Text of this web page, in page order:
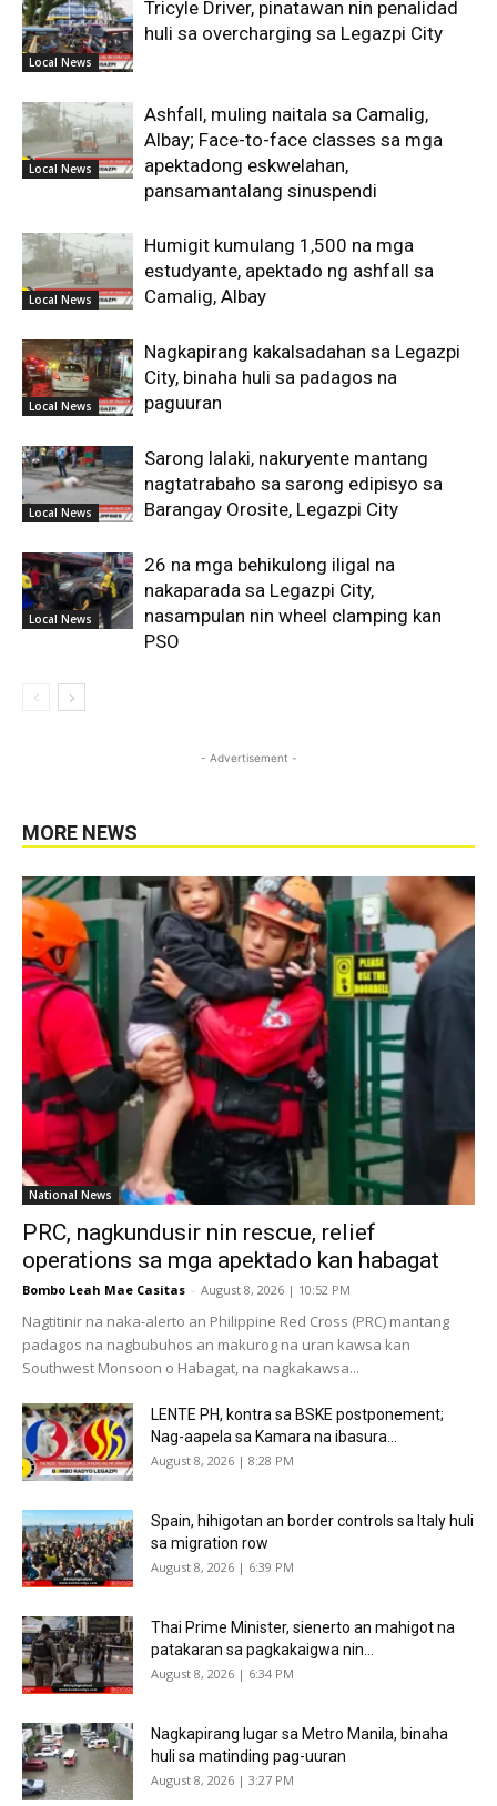
Local News
Tricyle Driver, pinatawan nin penalidad
huli sa overcharging sa Legazpi City
Local News
Ashfall, muling naitala sa Camalig,
Albay; Face-to-face classes sa mga
apektadong eskwelahan,
pansamantalang sinuspendi
Local News
Humigit kumulang 1,500 na mga
estudyante, apektado ng ashfall sa
Camalig, Albay
Local News
Nagkapirang kakalsadahan sa Legazpi
City, binaha huli sa padagos na
paguuran
Local News
Sarong lalaki, nakuryente mantang
nagtatrabaho sa sarong edipisyo sa
Barangay Orosite, Legazpi City
Local News
26 na mga behikulong iligal na
nakaparada sa Legazpi City,
nasampulan nin wheel clamping kan
PSO
- Advertisement -
MORE NEWS
National News
PRC, nagkundusir nin rescue, relief
operations sa mga apektado kan habagat
Bombo Leah Mae Casitas - August 8, 2026 | 10:52 PM
Nagtitinir na naka-alerto an Philippine Red Cross (PRC) mantang
padagos na nagbubuhos an makurog na uran kawsa kan
Southwest Monsoon o Habagat, na nagkakawsa...
LENTE PH, kontra sa BSKE postponement;
Nag-aapela sa Kamara na ibasura...
August 8, 2026 | 8:28 PM
Spain, hihigotan an border controls sa Italy huli
sa migration row
August 8, 2026 | 6:39 PM
Thai Prime Minister, sienerto an mahigot na
patakaran sa pagkakaigwa nin...
August 8, 2026 | 6:34 PM
Nagkapirang lugar sa Metro Manila, binaha
huli sa matinding pag-uuran
August 8, 2026 | 3:27 PM